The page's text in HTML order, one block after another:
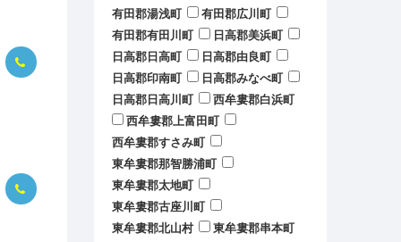
有田郡湯浅町
有田郡広川町
有田郡有田川町
日高郡美浜町
日高郡日高町
日高郡由良町
日高郡印南町
日高郡みなべ町
日高郡日高川町
西牟婁郡白浜町
西牟婁郡上富田町
西牟婁郡すさみ町
東牟婁郡那智勝浦町
東牟婁郡太地町
東牟婁郡古座川町
東牟婁郡北山村
東牟婁郡串本町